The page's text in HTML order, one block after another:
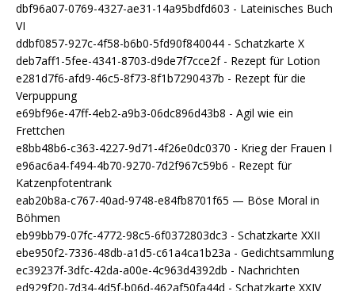
dbf96a07-0769-4327-ae31-14a95bdfd603 - Lateinisches Buch
VI
ddbf0857-927c-4f58-b6b0-5fd90f840044 - Schatzkarte X
deb7aff1-5fee-4341-8703-d9de7f7cce2f - Rezept für Lotion
e281d7f6-afd9-46c5-8f73-8f1b7290437b - Rezept für die
Verpuppung
e69bf96e-47ff-4eb2-a9b3-06dc896d43b8 - Agil wie ein
Frettchen
e8bb48b6-c363-4227-9d71-4f26e0dc0370 - Krieg der Frauen I
e96ac6a4-f494-4b70-9270-7d2f967c59b6 - Rezept für
Katzenpfotentrank
eab20b8a-c767-40ad-9748-e84fb8701f65 — Böse Moral in
Böhmen
eb99bb79-07fc-4772-98c5-6f0372803dc3 - Schatzkarte XXII
ebe950f2-7336-48db-a1d5-c61a4ca1b23a - Gedichtsammlung
ec39237f-3dfc-42da-a00e-4c963d4392db - Nachrichten
ed929f20-7d34-4d5f-b06d-462af50fa44d - Schatzkarte XXIV